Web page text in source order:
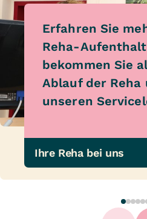
Erfahren Sie
Reha-
bekommen Sie
Ablauf der Reha
unseren
Ihre Reha bei uns